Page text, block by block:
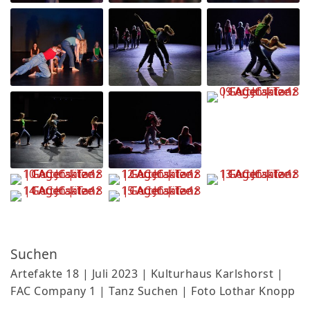
Suchen
Artefakte 18 | Juli 2023 | Kulturhaus Karlshorst |
FAC Company 1 | Tanz Suchen | Foto Lothar Knopp